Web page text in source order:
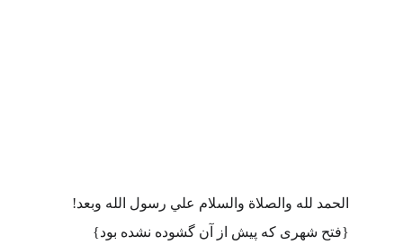
الحمد لله والصلاة والسلام علي رسول الله وبعد!
{فتح شهری که پیش از آن گشوده نشده بود}